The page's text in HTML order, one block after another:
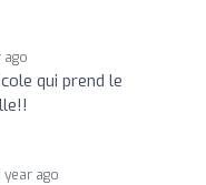
ago
qui prend le
year ago